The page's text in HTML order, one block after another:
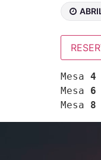
Mesa 4
Mesa 6
Mesa 8